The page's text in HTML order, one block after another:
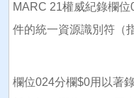
MARC 21權威紀錄欄
件的統一資源識別符（
欄位024分欄$0用以著